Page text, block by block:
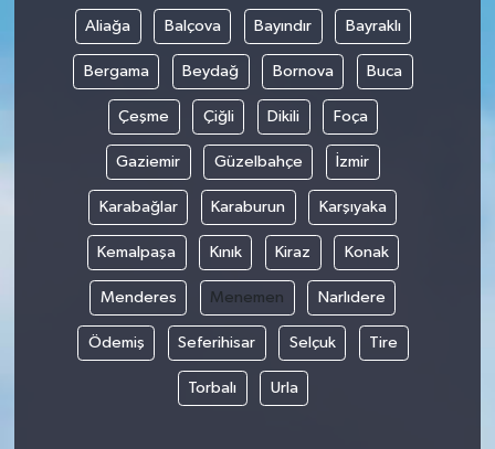
Aliağa Balçova Bayındır Bayraklı
Bergama Beydağ Bornova Buca
Çeşme Çiğli Dikili Foça
Gaziemir Güzelbahçe İzmir
Karabağlar Karaburun Karşıyaka
Kemalpaşa Kınık Kiraz Konak
Menderes Menemen Narlıdere
Ödemiş Seferihisar Selçuk Tire
Torbalı Urla